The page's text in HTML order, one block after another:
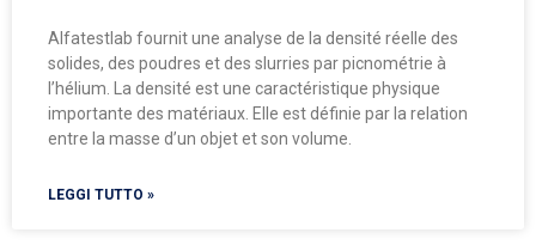
Alfatestlab fournit une analyse de la densité réelle des
solides, des poudres et des slurries par picnométrie à
l’hélium. La densité est une caractéristique physique
importante des matériaux. Elle est définie par la relation
entre la masse d’un objet et son volume.
LEGGI TUTTO »